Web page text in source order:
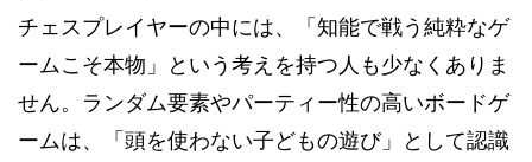
チェスプレイヤーの中には、「知能で戦う純粋なゲ
ームこそ本物」という考えを持つ人も少なくありま
せん。ランダム要素やパーティー性の高いボードゲ
ームは、「頭を使わない子どもの遊び」として認識